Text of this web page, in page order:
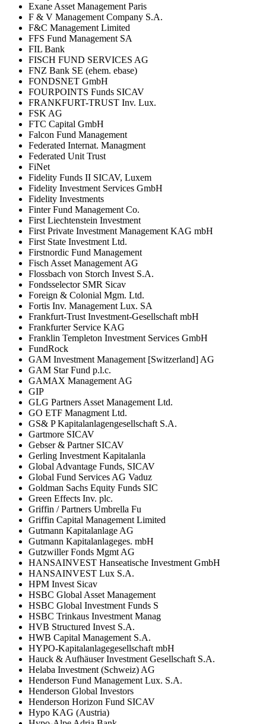
Exane Asset Management Paris
F & V Management Company S.A.
F&C Management Limited
FFS Fund Management SA
FIL Bank
FISCH FUND SERVICES AG
FNZ Bank SE (ehem. ebase)
FONDSNET GmbH
FOURPOINTS Funds SICAV
FRANKFURT-TRUST Inv. Lux.
FSK AG
FTC Capital GmbH
Falcon Fund Management
Federated Internat. Managment
Federated Unit Trust
FiNet
Fidelity Funds II SICAV, Luxem
Fidelity Investment Services GmbH
Fidelity Investments
Finter Fund Management Co.
First Liechtenstein Investment
First Private Investment Management KAG mbH
First State Investment Ltd.
Firstnordic Fund Management
Fisch Asset Management AG
Flossbach von Storch Invest S.A.
Fondsselector SMR Sicav
Foreign & Colonial Mgm. Ltd.
Fortis Inv. Management Lux. SA
Frankfurt-Trust Investment-Gesellschaft mbH
Frankfurter Service KAG
Franklin Templeton Investment Services GmbH
FundRock
GAM Investment Management [Switzerland] AG
GAM Star Fund p.l.c.
GAMAX Management AG
GIP
GLG Partners Asset Management Ltd.
GO ETF Managment Ltd.
GS& P Kapitalanlagengesellschaft S.A.
Gartmore SICAV
Gebser & Partner SICAV
Gerling Investment Kapitalanla
Global Advantage Funds, SICAV
Global Fund Services AG Vaduz
Goldman Sachs Equity Funds SIC
Green Effects Inv. plc.
Griffin / Partners Umbrella Fu
Griffin Capital Management Limited
Gutmann Kapitalanlage AG
Gutmann Kapitalanlageges. mbH
Gutzwiller Fonds Mgmt AG
HANSAINVEST Hanseatische Investment GmbH
HANSAINVEST Lux S.A.
HPM Invest Sicav
HSBC Global Asset Management
HSBC Global Investment Funds S
HSBC Trinkaus Investment Manag
HVB Structured Invest S.A.
HWB Capital Management S.A.
HYPO-Kapitalanlagegesellschaft mbH
Hauck & Aufhäuser Investment Gesellschaft S.A.
Helaba Investment (Schweiz) AG
Henderson Fund Management Lux. S.A.
Henderson Global Investors
Henderson Horizon Fund SICAV
Hypo KAG (Austria)